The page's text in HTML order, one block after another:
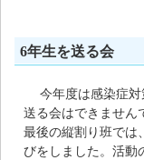
6年生を送る会
今年度は感染症対
送る会はできません
最後の縦割り班では
びをしました。活動